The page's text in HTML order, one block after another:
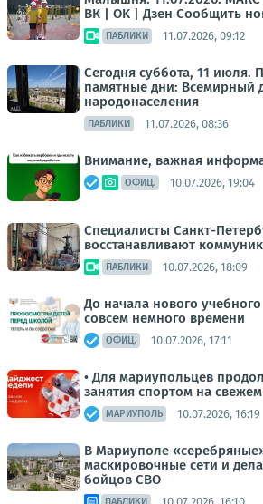
ВК | OK | Дзен Сообщить
ПАБЛИКИ 11.07.2026, 09:12
Сегодня суббота, 11 июля.
памятные дни: Всемирный
народонаселения
ПАБЛИКИ 11.07.2026, 08:36
Внимание, важная
ОФИЦ. 10.07.2026, 19:04
Специалисты Санкт-
восстанавливают
ПАБЛИКИ 10.07.2026, 18:09
До начала нового учебного
совсем немного времени
ОФИЦ. 10.07.2026, 17:11
• Для мариупольцев
занятия спортом на
МАРИУПОЛЬ 10.07.2026, 16:19
В Мариуполе
маскировочные сети и
бойцов СВО
10.07.2026, 16:10